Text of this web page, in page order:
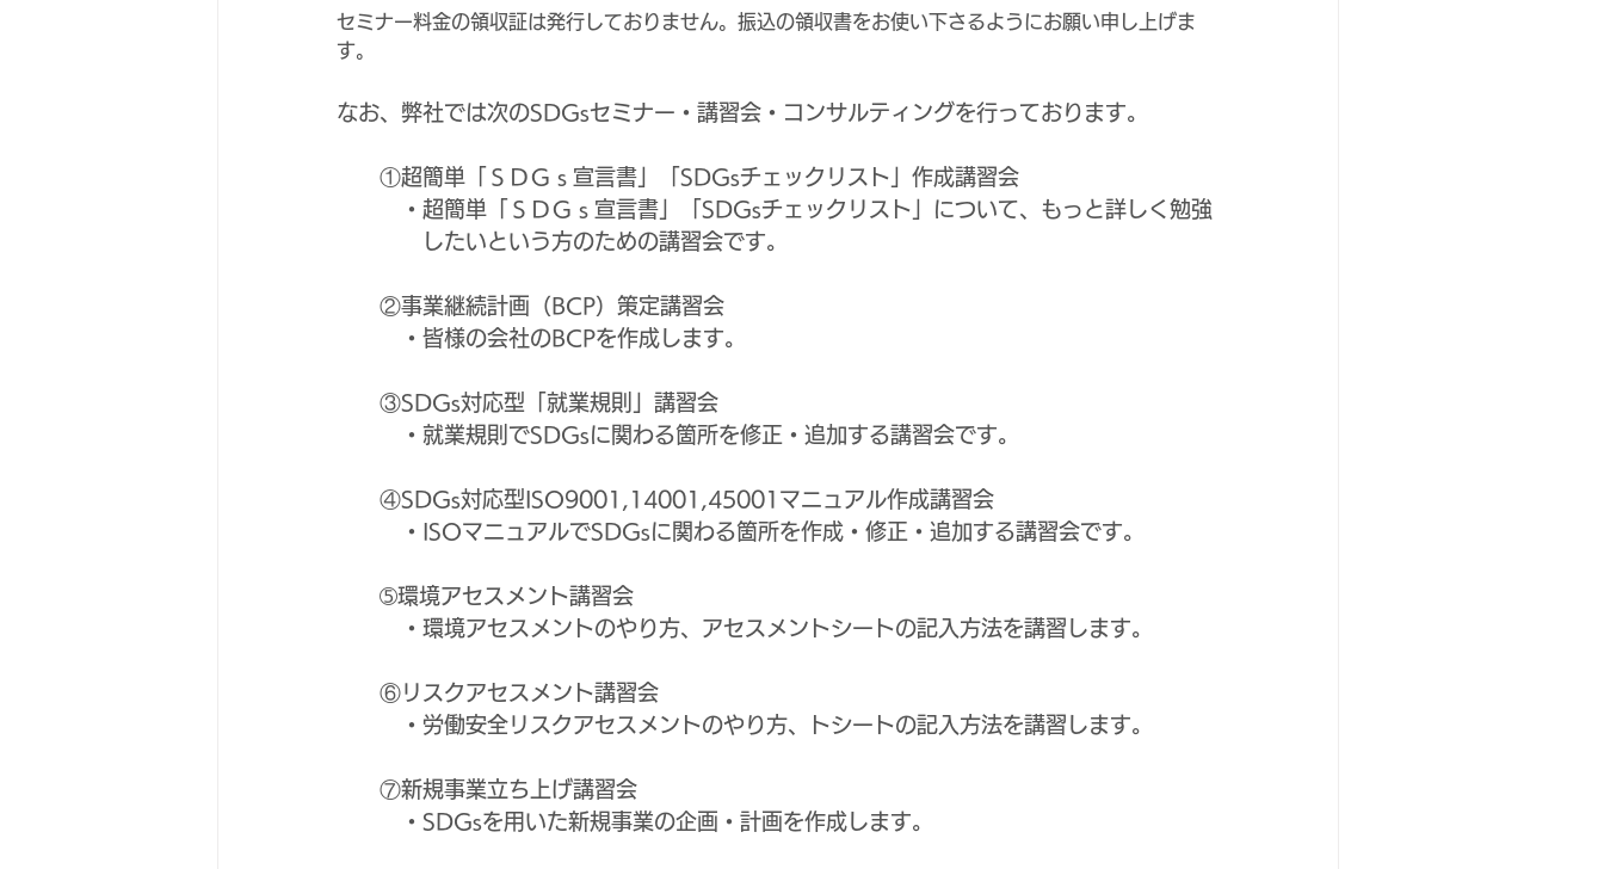
セミナー料金の領収証は発行しておりません。振込の領収書をお使い下さるようにお願い申し上げま
す。
なお、弊社では次のSDGsセミナー・講習会・コンサルティングを行っております。
①超簡単「ＳＤＧｓ宣言書」「SDGsチェックリスト」作成講習会
・超簡単「ＳＤＧｓ宣言書」「SDGsチェックリスト」について、もっと詳しく勉強
したいという方のための講習会です。
②事業継続計画（BCP）策定講習会
・皆様の会社のBCPを作成します。
③SDGs対応型「就業規則」講習会
・就業規則でSDGsに関わる箇所を修正・追加する講習会です。
④SDGs対応型ISO9001,14001,45001マニュアル作成講習会
・ISOマニュアルでSDGsに関わる箇所を作成・修正・追加する講習会です。
➄環境アセスメント講習会
・環境アセスメントのやり方、アセスメントシートの記入方法を講習します。
⑥リスクアセスメント講習会
・労働安全リスクアセスメントのやり方、トシートの記入方法を講習します。
⑦新規事業立ち上げ講習会
・SDGsを用いた新規事業の企画・計画を作成します。